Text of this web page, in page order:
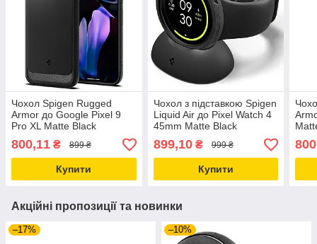
Чохол Spigen Rugged
Armor до Google Pixel 9
Pro XL Matte Black
(ACS07719)
800,11 ₴ 899 ₴
Купити
Чохол з підставкою Spigen
Liquid Air до Pixel Watch 4
45mm Matte Black
(ACS11222)
899,10₴ 999 ₴
Купити
Акційні пропозиції та новинки
–17% –10%